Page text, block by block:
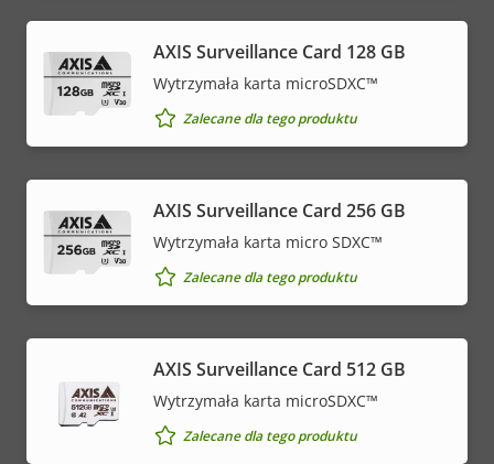
AXIS Surveillance Card 128 GB
Wytrzymała karta microSDXC™
Zalecane dla tego produktu
AXIS Surveillance Card 256 GB
Wytrzymała karta micro SDXC™
Zalecane dla tego produktu
AXIS Surveillance Card 512 GB
Wytrzymała karta microSDXC™
Zalecane dla tego produktu